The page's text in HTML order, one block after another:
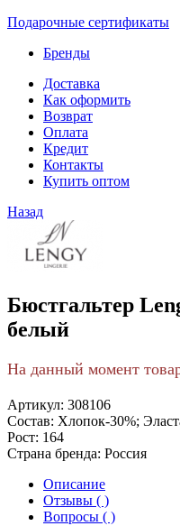
Подарочные сертификаты
Бренды
Доставка
Как оформить
Возврат
Оплата
Кредит
Контакты
Купить оптом
Назад
Бюстгальтер
белый
На данный момент
Артикул: 308106
Состав: Хлопок-30%;
Рост: 164
Страна бренда: Россия
Описание
Отзывы ( )
Вопросы ( )